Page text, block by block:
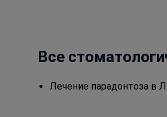
Все
Лечение парадонтоза в